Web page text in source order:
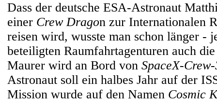
Dass der deutsche ESA-Astronaut
einer Crew Dragon zur Internationalen
reisen wird, wusste man schon länger -
beteiligten Raumfahrtagenturen auch
Maurer wird an Bord von SpaceX-
Astronaut soll ein halbes Jahr auf der
Mission wurde auf den Namen Cosmic